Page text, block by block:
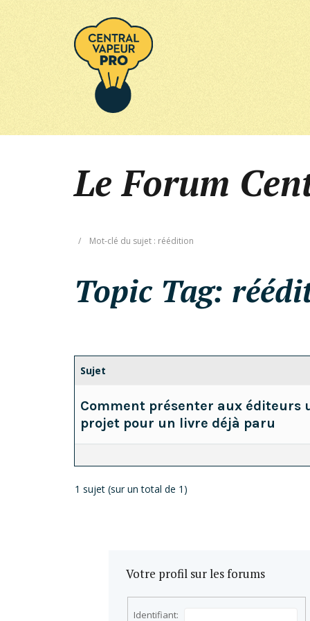
Le Forum
/ Mot-clé du sujet : réédition
Topic Tag:
Sujet
Comment présenter aux éditeurs
projet pour un livre déjà paru
1 sujet (sur un total de 1)
Votre profil sur les forums
Identifiant: